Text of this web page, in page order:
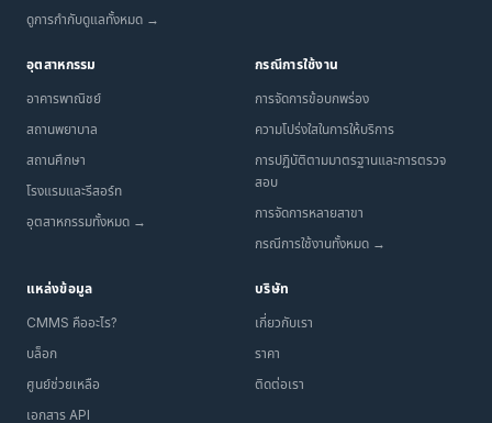
ดูการกำกับดูแลทั้งหมด →
อุตสาหกรรม
อาคารพาณิชย์
สถานพยาบาล
สถานศึกษา
โรงแรมและรีสอร์ท
อุตสาหกรรมทั้งหมด →
กรณีการใช้งาน
การจัดการข้อบกพร่อง
ความโปร่งใสในการให้บริการ
การปฏิบัติตามมาตรฐานและการตรวจ
สอบ
การจัดการหลายสาขา
กรณีการใช้งานทั้งหมด →
แหล่งข้อมูล
CMMS คืออะไร?
บล็อก
ศูนย์ช่วยเหลือ
เอกสาร API
บริษัท
เกี่ยวกับเรา
ราคา
ติดต่อเรา